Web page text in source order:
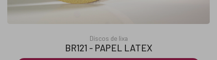
Discos de lixa
BR121 - PAPEL LATEX